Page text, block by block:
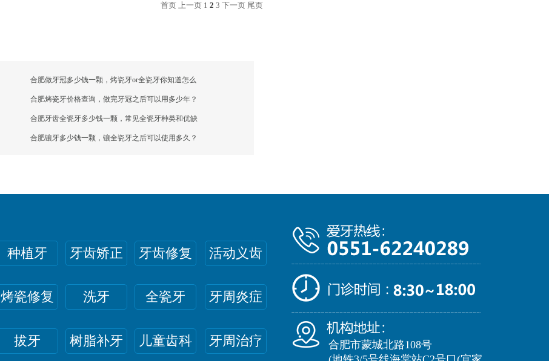
首页 上一页 1 2 3 下一页 尾页
合肥做牙冠多少钱一颗，烤瓷牙or全瓷牙你知道怎么
合肥烤瓷牙价格查询，做完牙冠之后可以用多少年？
合肥牙齿全瓷牙多少钱一颗，常见全瓷牙种类和优缺
合肥镶牙多少钱一颗，镶全瓷牙之后可以使用多久？
种植牙 牙齿矫正 牙齿修复 活动义齿
烤瓷修复 洗牙 全瓷牙 牙周炎症
拔牙 树脂补牙 儿童齿科 牙周治疗
合肥市蒙城北路108号